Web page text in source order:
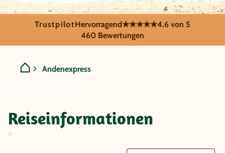
Peru/Bolivien/Chile -
TrustpilotHervorragend★★★★★4,6 von 5
460 Bewertungen
Andenexpress
Reiseinformationen